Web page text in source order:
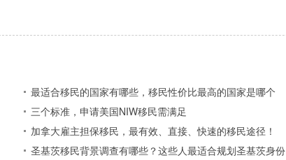
最适合移民的国家有哪些，移民性价比最高的国家是哪个
三个标准，申请美国NIW移民需满足
加拿大雇主担保移民，最有效、直接、快速的移民途径！
圣基茨移民背景调查有哪些？这些人最适合规划圣基茨身份